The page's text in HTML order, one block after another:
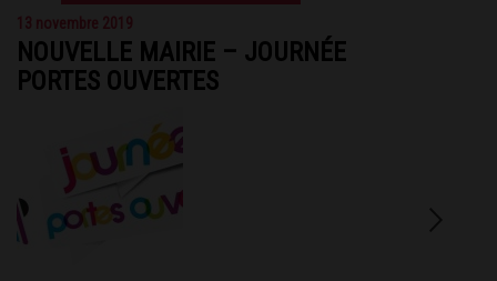
13 novembre 2019
NOUVELLE MAIRIE – JOURNÉE
PORTES OUVERTES